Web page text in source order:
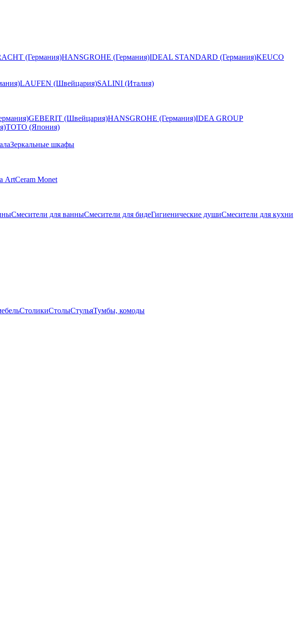
(Германия)HANSGROHE (Германия)IDEAL STANDARD (Германия)KEUCO
LAUFEN (Швейцария)SALINI (Италия)
GEBERIT (Швейцария)HANSGROHE (Германия)IDEA GROUP
TOTO (Япония)
Зеркальные шкафы
ArtCeram Monet
Смесители для ванныСмесители для бидеГигиенические душиСмесители для кухни
СтоликиСтолыСтульяТумбы, комоды